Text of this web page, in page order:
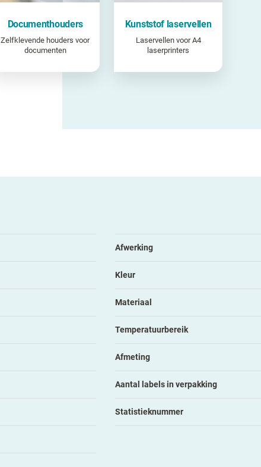
Documenthouders
Zelfklevende houders voor
documenten
Kunststof laservellen
Laservellen voor A4
laserprinters
Afwerking
Kleur
Materiaal
Temperatuurbereik
Afmeting
Aantal labels in verpakking
Statistieknummer